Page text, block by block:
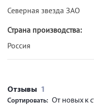
Северная звезда ЗАО
Страна производства:
Россия
Отзывы 1
Сортировать: От новых к